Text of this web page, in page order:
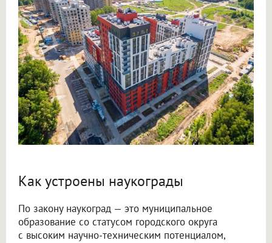
Как устроены наукограды
По закону наукоград — это муниципальное
образование со статусом городского округа
с высоким научно-техническим потенциалом,